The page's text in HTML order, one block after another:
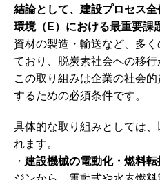
結論として、建設プロセス全
環境（E）における最重要課
資材の製造・輸送など、多
ており、脱炭素社会への移行
この取り組みは企業の社会
するための必須条件です。
具体的な取り組みとしては
れます。
・ 建設機械の電動化・燃料転